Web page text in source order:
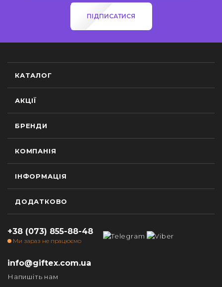
ПІДПИСАТИСЯ
КАТАЛОГ
АКЦІЇ
БРЕНДИ
КОМПАНІЯ
ІНФОРМАЦІЯ
ДОДАТКОВО
+38 (073) 855-88-48
Ми зараз не працюємо
info@giftex.com.ua
Напишіть нам